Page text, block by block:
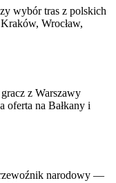
wybór tras z polskich
Wrocław,
z Warszawy
oferta na Bałkany i
narodowy —